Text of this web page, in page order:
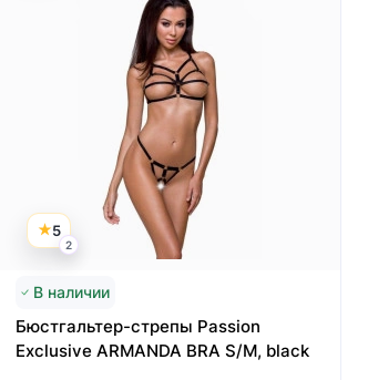
5
2
В наличии
Бюстгальтер-стрепы Passion
Exclusive ARMANDA BRA S/M, black